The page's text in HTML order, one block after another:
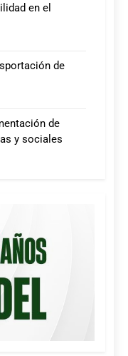
en el
de
de
y sociales